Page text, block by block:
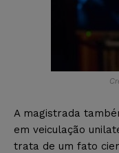
A magistrada
em veiculação
trata de um fato